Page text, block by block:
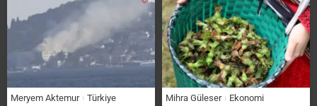
Meryem Aktemur Türkiye Mihra Güleser Ekonomi